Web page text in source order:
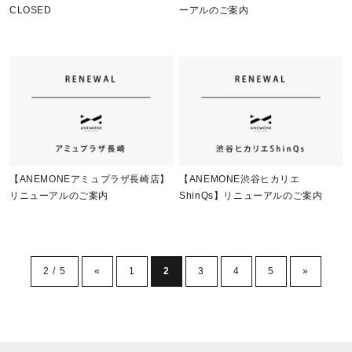
CLOSED ーアルのご案内
【ANEMONEアミュプラザ長崎店】
リニューアルのご案内
【ANEMONE渋谷ヒカリエ
ShinQs】リニューアルのご案内
2 / 5 « 1 2 3 4 5 »